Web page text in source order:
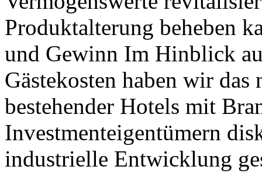
Produktalterung beheben
und Gewinn Im Hinblick
Gästekosten haben wir
bestehender Hotels mit
Investmenteigentümern
industrielle Entwicklung